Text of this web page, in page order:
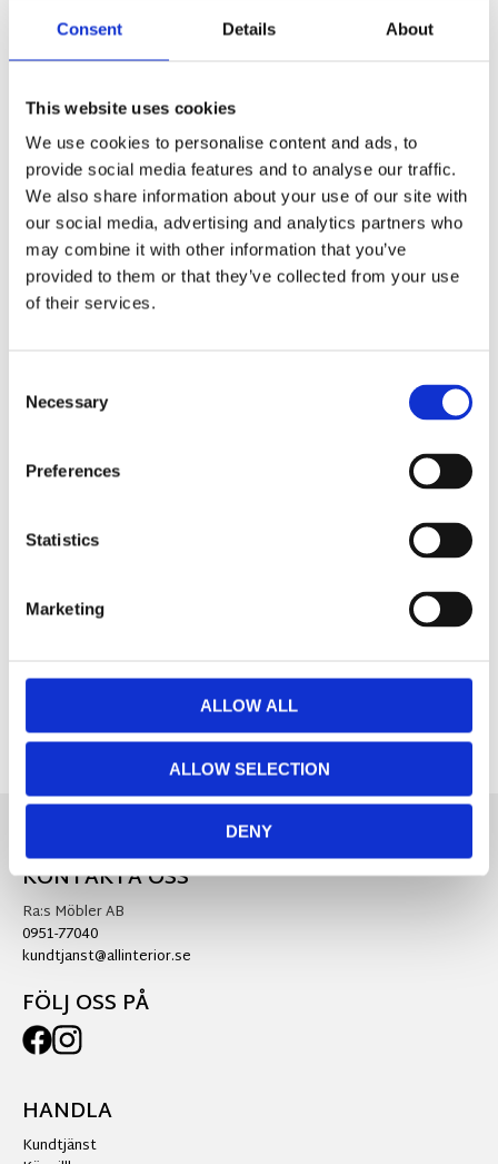
Consent Details About
This website uses cookies
We use cookies to personalise content and ads, to
provide social media features and to analyse our traffic.
We also share information about your use of our site with
our social media, advertising and analytics partners who
may combine it with other information that you’ve
provided to them or that they’ve collected from your use
of their services.
Selection
Necessary
Preferences
Statistics
Marketing
ALLOW ALL
ALLOW SELECTION
DENY
st
1 st i lager
Wikholm Form
Fri frakt över 995kr
Snabba leveranser
Enkel betalning med Klarna
Stilren vacker vas som du även kan använda som
ljusstake i en snygg ljusgrön melerande färg med
ett snyggt diamant mönster. Köp till lite snygga
KONTAKTA OSS
Ra:s Möbler AB
0951-77040
kundtjanst@allinterior.se
FÖLJ OSS PÅ
HANDLA
Kundtjänst